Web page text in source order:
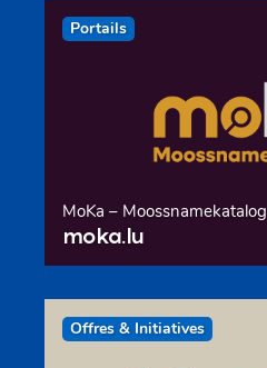
Portails
MoKa – Moossnamekatalog
moka.lu
Offres & Initiatives